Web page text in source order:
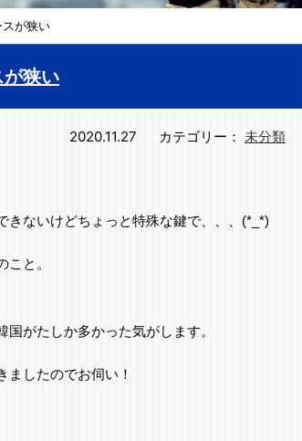
が狭い
狭い
2020.11.27 カテゴリー： 未分類
ないけどちょっと特殊な鍵で、、、(*_*)
と。
がたしか多かった気がします。
したのでお伺い！